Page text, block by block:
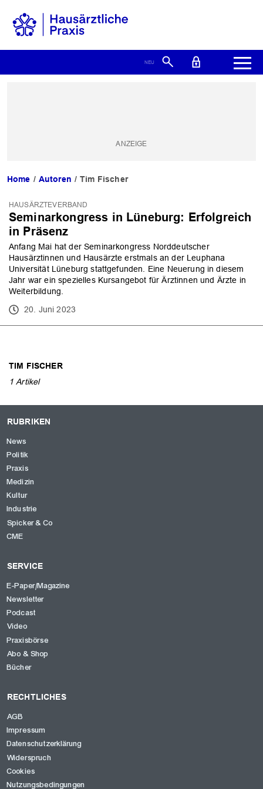
Home Autoren Tim Fischer
TIM FISCHER
1 Artikel
HAUSÄRZTEVERBAND
Seminarkongress in Lüneburg: Erfolgreich
in Präsenz
Anfang Mai hat der Seminarkongress Norddeutscher
Hausärztinnen und Hausärzte erstmals an der Leuphana
Universität Lüneburg stattgefunden. Eine Neuerung in diesem
Jahr war ein spezielles Kursangebot für Ärztinnen und Ärzte in
Weiterbildung.
20. Juni 2023
RUBRIKEN
News
Politik
Praxis
Medizin
Kultur
Industrie
Spicker & Co
CME
SERVICE
E-Paper/Magazine
Newsletter
Podcast
Video
Praxisbörse
Abo & Shop
Bücher
RECHTLICHES
AGB
Impressum
Datenschutzerklärung
Widerspruch
Cookies
Nutzungsbedingungen